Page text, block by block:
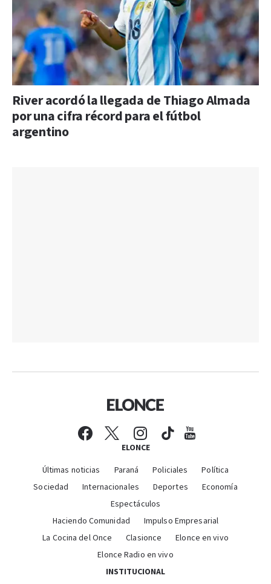
River acordó la llegada de Thiago Almada
por una cifra récord para el fútbol
argentino
ELONCE
Últimas noticias Paraná Policiales
Política
Sociedad
Internacionales Deportes
Economía
Espectáculos
Haciendo Comunidad
Impulso Empresarial
La Cocina del Once
Clasionce
Elonce en vivo
Elonce Radio en vivo
INSTITUCIONAL